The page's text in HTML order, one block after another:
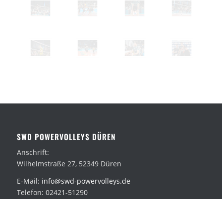
SWD POWERVOLLEYS DÜREN
Anschrift:
Wilhelmstraße 27, 52349 Düren
E-Mail: info@swd-powervolleys.de
Telefon: 02421-51290